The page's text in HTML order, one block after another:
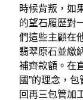
時候背叛，如
的望石履歷對
們這些主顧在
翡翠原石並繳
補齊款額。在
國”的理念，
回再三包管加